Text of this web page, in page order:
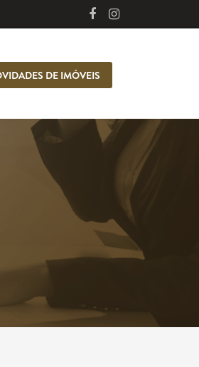
DE IMÓVEIS